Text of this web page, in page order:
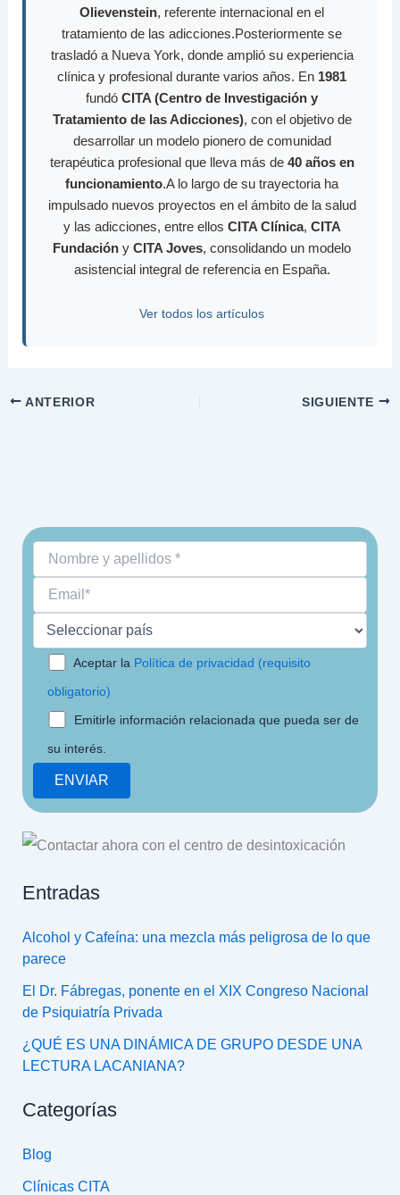
Olievenstein, referente internacional en el
tratamiento de las adicciones.Posteriormente se
trasladó a Nueva York, donde amplió su experiencia
clínica y profesional durante varios años. En 1981
fundó CITA (Centro de Investigación y
Tratamiento de las Adicciones), con el objetivo de
desarrollar un modelo pionero de comunidad
terapéutica profesional que lleva más de 40 años en
funcionamiento.A lo largo de su trayectoria ha
impulsado nuevos proyectos en el ámbito de la salud
y las adicciones, entre ellos CITA Clínica, CITA
Fundación y CITA Joves, consolidando un modelo
asistencial integral de referencia en España.
Ver todos los artículos
ANTERIOR SIGUIENTE
Aceptar la Política de privacidad (requisito
obligatorio)
Emitirle información relacionada que pueda ser de
su interés.
Entradas
Alcohol y Cafeína: una mezcla más peligrosa de lo que
parece
El Dr. Fábregas, ponente en el XIX Congreso Nacional
de Psiquiatría Privada
¿QUÉ ES UNA DINÁMICA DE GRUPO DESDE UNA
LECTURA LACANIANA?
Categorías
Blog
Clínicas CITA